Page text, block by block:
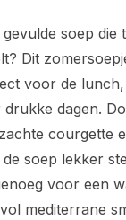
gevulde soep
Dit
voor de
dagen.
courgette
de soep lekker
voor een
mediterrane